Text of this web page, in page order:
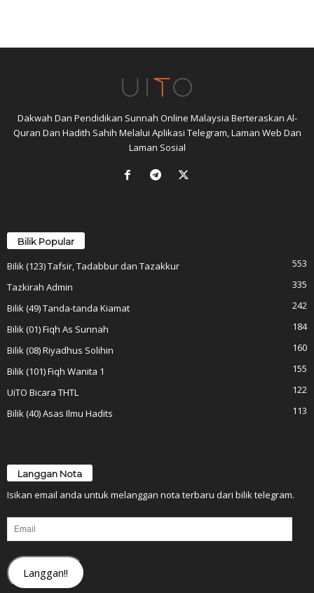
Dakwah Dan Pendidikan Sunnah Online Malaysia Berteraskan Al-
Quran Dan Hadith Sahih Melalui Aplikasi Telegram, Laman Web Dan
Laman Sosial
Bilik Popular
Bilik (123) Tafsir, Tadabbur dan Tazakkur
553
Tazkirah Admin
335
Bilik (49) Tanda-tanda Kiamat
242
Bilik (01) Fiqh As Sunnah
184
Bilik (08) Riyadhus Solihin
160
Bilik (101) Fiqh Wanita 1
155
UiTO Bicara THTL
122
Bilik (40) Asas Ilmu Hadits
113
Langgan Nota
Isikan email anda untuk melanggan nota terbaru dari bilik telegram.
Email
Langgan!!